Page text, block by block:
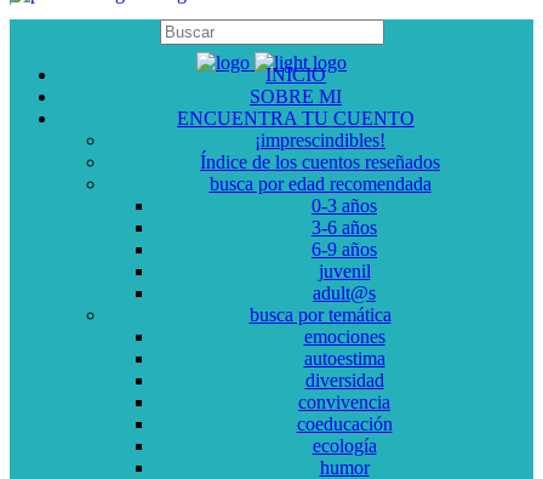
INICIO
SOBRE MI
ENCUENTRA TU CUENTO
¡imprescindibles!
Índice de los cuentos reseñados
busca por edad recomendada
0-3 años
3-6 años
6-9 años
juvenil
adult@s
busca por temática
emociones
autoestima
diversidad
convivencia
coeducación
ecología
humor